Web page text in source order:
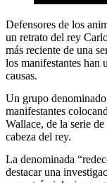
Defensores de los
un retrato del rey
más reciente de una
los manifestantes han
causas.
Un grupo
manifestantes
Wallace, de la serie
cabeza del rey.
La denominada
destacar una